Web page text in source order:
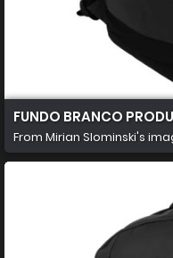
FUNDO BRANCO
From Mirian Slominski's